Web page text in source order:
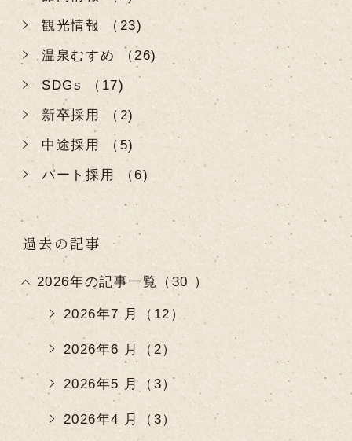
観光情報 （23)
温泉むすめ （26)
SDGs （17)
新卒採用 （2)
中途採用 （5)
パート採用 （6)
過去の記事
2026年の記事一覧（30 ）
2026年7 月（12）
2026年6 月（2）
2026年5 月（3）
2026年4 月（3）